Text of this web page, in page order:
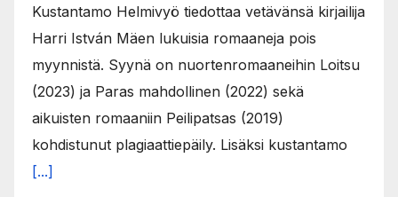
Kustantamo Helmivyö tiedottaa vetävänsä kirjailija
Harri István Mäen lukuisia romaaneja pois
myynnistä. Syynä on nuortenromaaneihin Loitsu
(2023) ja Paras mahdollinen (2022) sekä
aikuisten romaaniin Peilipatsas (2019)
kohdistunut plagiaattiepäily. Lisäksi kustantamo
[...]